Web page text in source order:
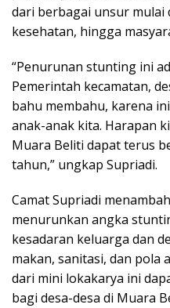
dari berbagai unsur mulai
kesehatan, hingga
“Penurunan stunting ini
Pemerintah kecamatan,
bahu membahu, karena
anak-anak kita. Harapan
Muara Beliti dapat terus
tahun,” ungkap Supriadi.
Camat Supriadi
menurunkan angka
kesadaran keluarga dan
makan, sanitasi, dan pola
dari mini lokakarya ini
bagi desa-desa di Muara